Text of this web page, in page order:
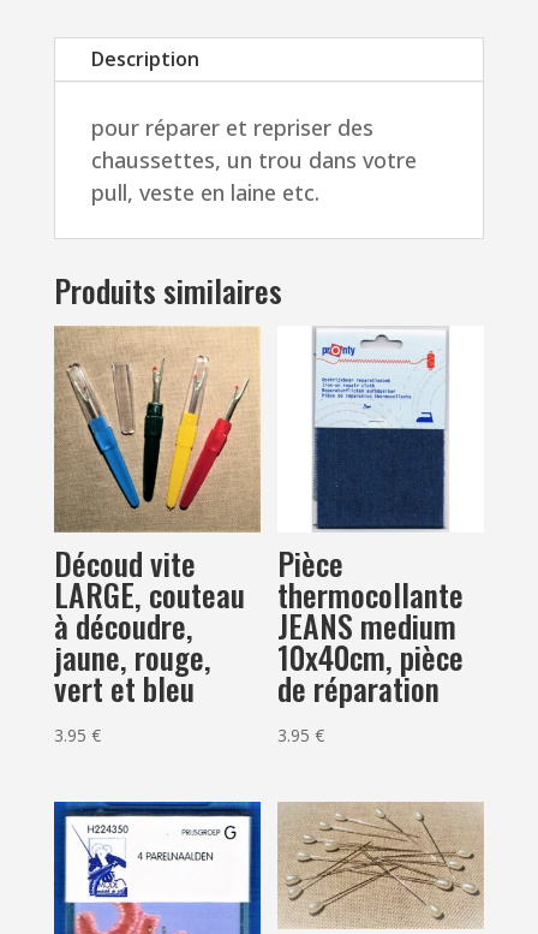
Description
pour réparer et repriser des
chaussettes, un trou dans votre
pull, veste en laine etc.
Produits similaires
Découd vite
LARGE, couteau
à découdre,
jaune, rouge,
vert et bleu
3.95 €
Pièce
thermocollante
JEANS medium
10x40cm, pièce
de réparation
3.95€